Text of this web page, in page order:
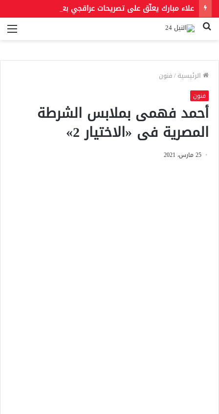
بحث
الرئيسية/فنون
فنون
أحمد فهمى بملابس الشرطة
المصرية فى «الاختيار 2»
25 مارس، 2021